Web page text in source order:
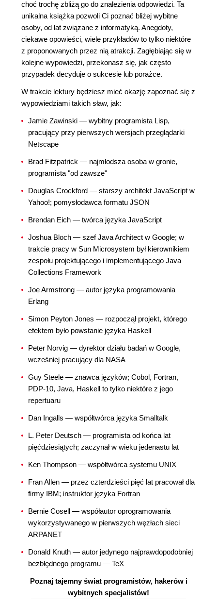
choć trochę zbliżą go do znalezienia odpowiedzi. Ta
unikalna książka pozwoli Ci poznać bliżej wybitne
osoby, od lat związane z informatyką. Anegdoty,
ciekawe opowieści, wiele przykładów to tylko niektóre
z proponowanych przez nią atrakcji. Zagłębiając się w
kolejne wypowiedzi, przekonasz się, jak często
przypadek decyduje o sukcesie lub porażce.
W trakcie lektury będziesz mieć okazję zapoznać się z
wypowiedziami takich sław, jak:
Jamie Zawinski — wybitny programista Lisp,
pracujący przy pierwszych wersjach przeglądarki
Netscape
Brad Fitzpatrick — najmłodsza osoba w gronie,
programista "od zawsze"
Douglas Crockford — starszy architekt JavaScript w
Yahoo!; pomysłodawca formatu JSON
Brendan Eich — twórca języka JavaScript
Joshua Bloch — szef Java Architect w Google; w
trakcie pracy w Sun Microsystem był kierownikiem
zespołu projektującego i implementującego Java
Collections Framework
Joe Armstrong — autor języka programowania
Erlang
Simon Peyton Jones — rozpoczął projekt, którego
efektem było powstanie języka Haskell
Peter Norvig — dyrektor działu badań w Google,
wcześniej pracujący dla NASA
Guy Steele — znawca języków; Cobol, Fortran,
PDP-10, Java, Haskell to tylko niektóre z jego
repertuaru
Dan Ingalls — współtwórca języka Smalltalk
L. Peter Deutsch — programista od końca lat
pięćdziesiątych; zaczynał w wieku jedenastu lat
Ken Thompson — współtwórca systemu UNIX
Fran Allen — przez czterdzieści pięć lat pracował dla
firmy IBM; instruktor języka Fortran
Bernie Cosell — współautor oprogramowania
wykorzystywanego w pierwszych węzłach sieci
ARPANET
Donald Knuth — autor jedynego najprawdopodobniej
bezbłędnego programu — TeX
Poznaj tajemny świat programistów, hakerów i
wybitnych specjalistów!